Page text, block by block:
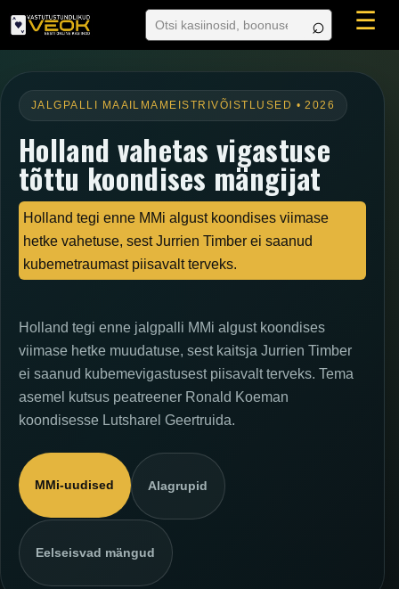
☰
JALGPALLI MAAILMAMEISTRIVÕISTLUSED • 2026
Holland vahetas vigastuse
tõttu koondises mängijat
Holland tegi enne MMi algust koondises viimase
hetke vahetuse, sest Jurrien Timber ei saanud
kubemetraumast piisavalt terveks.
Holland tegi enne jalgpalli MMi algust koondises
viimase hetke muudatuse, sest kaitsja Jurrien Timber
ei saanud kubemevigastusest piisavalt terveks. Tema
asemel kutsus peatreener Ronald Koeman
koondisesse Lutsharel Geertruida.
MMi-uudised Alagrupid
Eelseisvad mängud